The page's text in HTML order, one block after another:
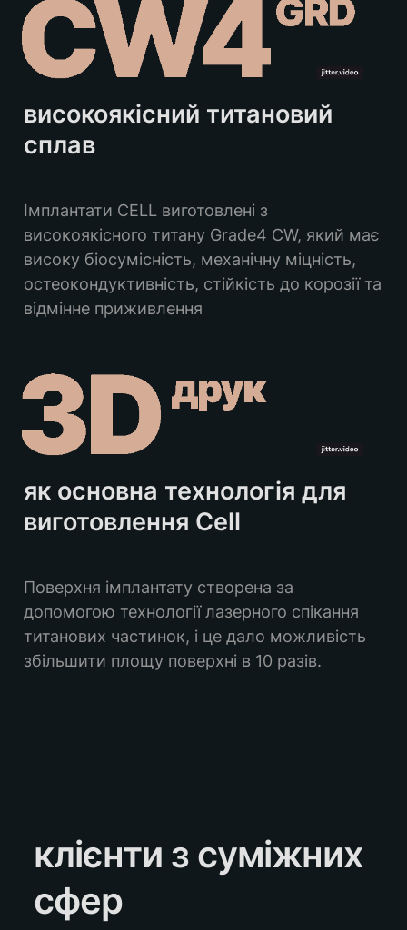
високоякісний титановий
сплав
Імплантати CELL виготовлені з
високоякісного титану Grade4 CW, який має
високу біосумісність, механічну міцність,
остеокондуктивність, стійкість до корозії та
відмінне приживлення
як основна технологія для
виготовлення Cell
Поверхня імплантату створена за
допомогою технології лазерного спікання
титанових частинок, і це дало можливість
збільшити площу поверхні в 10 разів.
клієнти з суміжних
сфер